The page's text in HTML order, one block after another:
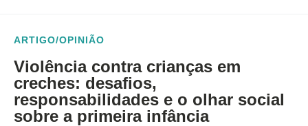
ARTIGO/OPINIÃO
Violência contra crianças em
creches: desafios,
responsabilidades e o olhar social
sobre a primeira infância